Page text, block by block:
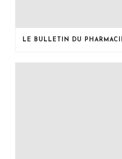
LE BULLETIN DU